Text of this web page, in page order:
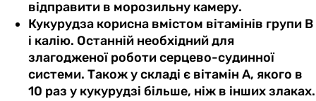
відправити в морозильну камеру.
Кукурудза корисна вмістом вітамінів групи В
і калію. Останній необхідний для
злагодженої роботи серцево-судинної
системи. Також у складі є вітамін А, якого в
10 раз у кукурудзі більше, ніж в інших злаках.